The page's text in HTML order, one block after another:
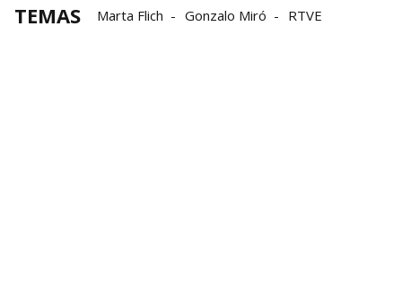
TEMAS Marta Flich Gonzalo Miró RTVE